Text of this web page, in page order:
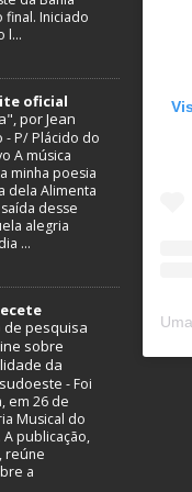
Iniciado
l...
oficial
por Jean
- P/ Plácido do
A música
minha poesia
dela Alimenta
desse
alegria
...
de pesquisa
sobre
da
- Foi
em 26 de
Musical do
publicação,
reúne
a